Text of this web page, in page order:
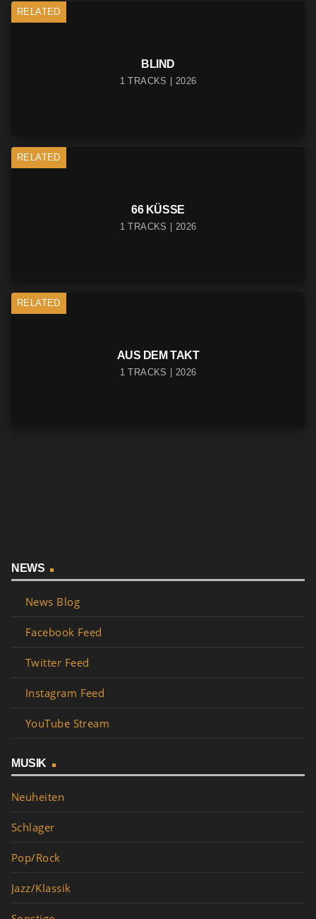
RELATED
BLIND
1 TRACKS | 2026
RELATED
66 KÜSSE
1 TRACKS | 2026
RELATED
AUS DEM TAKT
1 TRACKS | 2026
NEWS
News Blog
Facebook Feed
Twitter Feed
Instagram Feed
YouTube Stream
MUSIK
Neuheiten
Schlager
Pop/Rock
Jazz/Klassik